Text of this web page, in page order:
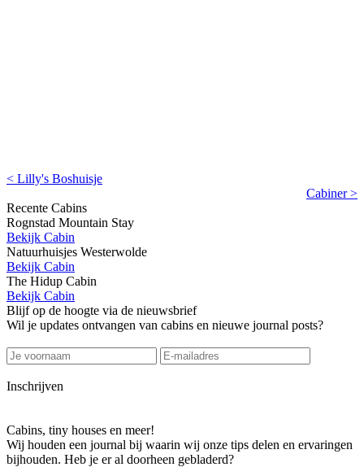
< Lilly's Boshuisje
Cabiner >
Recente Cabins
Rognstad Mountain Stay
Bekijk Cabin
Natuurhuisjes Westerwolde
Bekijk Cabin
The Hidup Cabin
Bekijk Cabin
Blijf op de hoogte via de nieuwsbrief
Wil je updates ontvangen van cabins en nieuwe journal posts?
Inschrijven
Cabins, tiny houses en meer!
Wij houden een journal bij waarin wij onze tips delen en ervaringen
bijhouden. Heb je er al doorheen gebladerd?